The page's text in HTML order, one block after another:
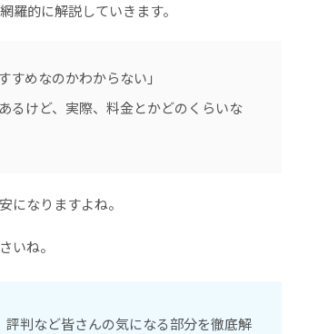
羅的に解説していきます。
すめなのかわからない」
るけど、実際、料金とかどのくらいな
になりますよね。
いね。
評判など皆さんの気になる部分を徹底解